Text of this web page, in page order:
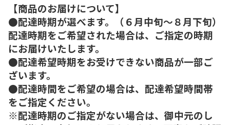
【商品のお届けについて】
●配達時期が選べます。（６月中旬～８月下旬）
配達時期をご希望された場合は、ご指定の時期
にお届けいたします。
●配達希望時期をお受けできない商品が一部ご
ざいます。
●配達時間をご希望の場合は、配達希望時間帯
をご指定ください。
※配達時期のご指定がない場合は、御中元のし